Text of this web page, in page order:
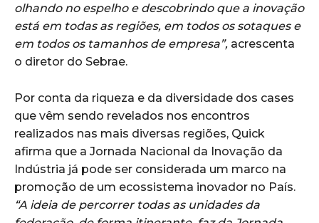
olhando no espelho e descobrindo que a inovação
está em todas as regiões, em todos os sotaques e
em todos os tamanhos de empresa”, acrescenta
o diretor do Sebrae.
Por conta da riqueza e da diversidade dos cases
que vêm sendo revelados nos encontros
realizados nas mais diversas regiões, Quick
afirma que a Jornada Nacional da Inovação da
Indústria já pode ser considerada um marco na
promoção de um ecossistema inovador no País.
“A ideia de percorrer todas as unidades da